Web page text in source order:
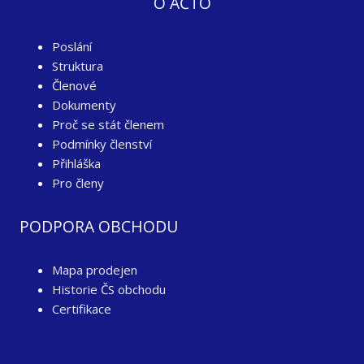
Poslání
Struktura
Členové
Dokumenty
Proč se stát členem
Podmínky členství
Přihláška
Pro členy
PODPORA OBCHODU
Mapa prodejen
Historie ČS obchodu
Certifikace